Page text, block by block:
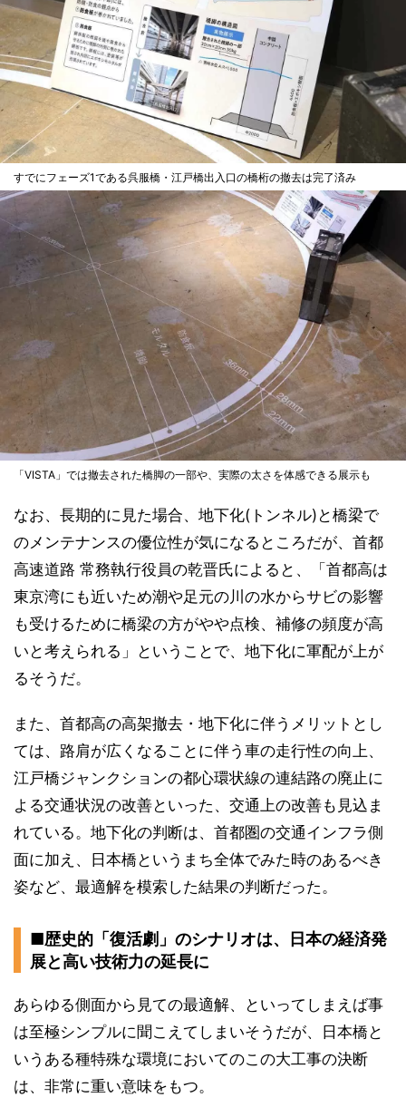
すでにフェーズ1である呉服橋・江戸橋出入口の橋桁の撤去は完了済み
「VISTA」では撤去された橋脚の一部や、実際の太さを体感できる展示も
なお、長期的に見た場合、地下化(トンネル)と橋梁で
のメンテナンスの優位性が気になるところだが、首都
高速道路 常務執行役員の乾晋氏によると、「首都高は
東京湾にも近いため潮や足元の川の水からサビの影響
も受けるために橋梁の方がやや点検、補修の頻度が高
いと考えられる」ということで、地下化に軍配が上が
るそうだ。
また、首都高の高架撤去・地下化に伴うメリットとし
ては、路肩が広くなることに伴う車の走行性の向上、
江戸橋ジャンクションの都心環状線の連結路の廃止に
よる交通状況の改善といった、交通上の改善も見込ま
れている。地下化の判断は、首都圏の交通インフラ側
面に加え、日本橋というまち全体でみた時のあるべき
姿など、最適解を模索した結果の判断だった。
■歴史的「復活劇」のシナリオは、日本の経済発
展と高い技術力の延長に
あらゆる側面から見ての最適解、といってしまえば事
は至極シンプルに聞こえてしまいそうだが、日本橋と
いうある種特殊な環境においてのこの大工事の決断
は、非常に重い意味をもつ。